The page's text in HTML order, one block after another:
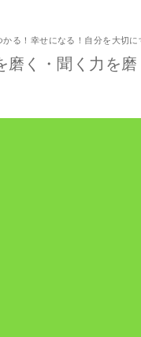
る！幸せになる！自分を大
磨く・聞く力を